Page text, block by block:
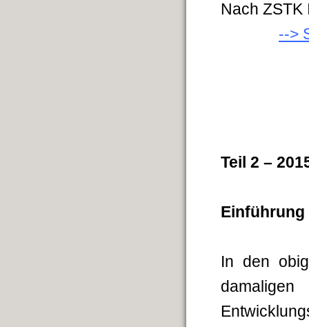
Nach
-->
Teil 2 –
Einführung
In den